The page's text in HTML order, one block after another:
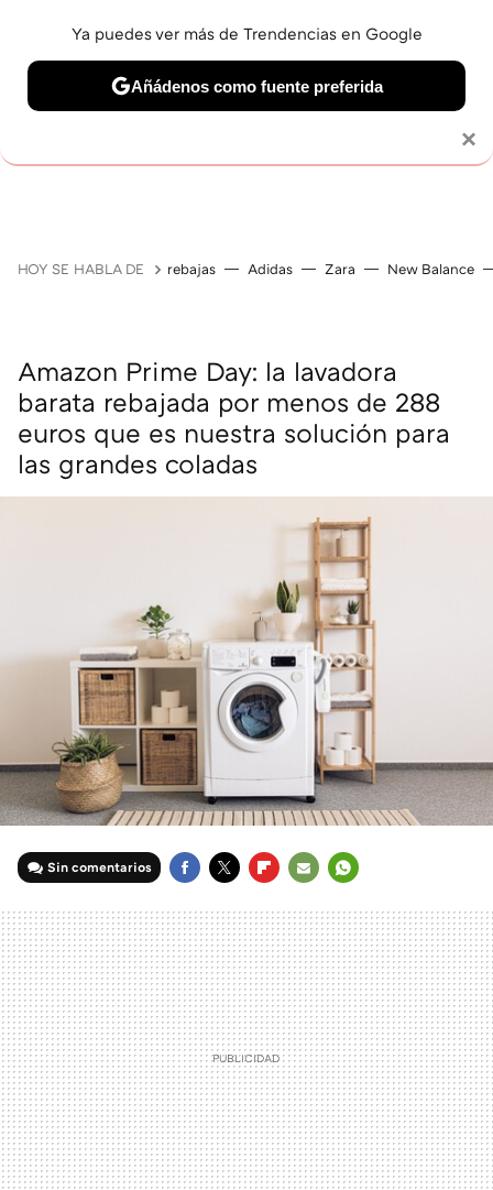
OFERTAS EN
HOY SE HABLA DE rebajas Adidas Zara New Balance
Amazon Prime Day: la lavadora
barata rebajada por menos de 288
euros que es nuestra solución para
las grandes coladas
Sin comentarios
MAIL
×
Ya puedes ver más de Trendencias en Google
Añádenos como fuente preferida